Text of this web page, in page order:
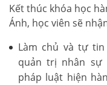
Kết thúc khóa học
Ánh, học viên sẽ
Làm chủ và tự
quản trị nhân sự
pháp luật hiện